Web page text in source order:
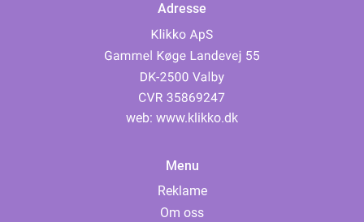
Adresse
web: www.klikko.dk
Menu
Reklame
Om oss